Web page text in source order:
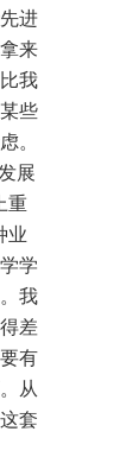
进
来
我
些
。
展
重
业
学
我
差
有
从
套